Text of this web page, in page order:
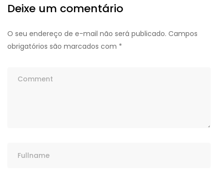
Deixe um comentário
O seu endereço de e-mail não será publicado. Campos
obrigatórios são marcados com *